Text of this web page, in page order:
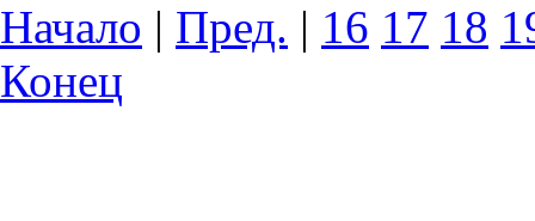
Начало | Пред. | 16 17 18
Конец